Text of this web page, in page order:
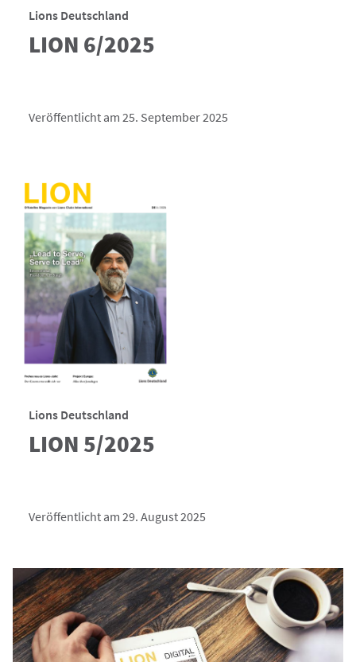
Lions Deutschland
LION 6/2025
Veröffentlicht am 25. September 2025
Lions Deutschland
LION 5/2025
Veröffentlicht am 29. August 2025